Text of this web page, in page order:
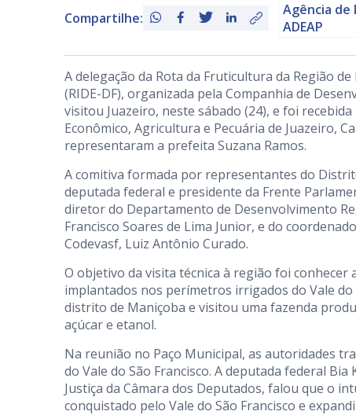
Compartilhe:
Agência de
ADEAP
A delegação da Rota da Fruticultura da Região
(RIDE-DF), organizada pela Companhia de
visitou Juazeiro, neste sábado (24), e foi
Econômico, Agricultura e Pecuária de Juazeiro,
representaram a prefeita Suzana Ramos.
A comitiva formada por representantes do
deputada federal e presidente da Frente
diretor do Departamento de Desenvolvimento
Francisco Soares de Lima Junior, e do
Codevasf, Luiz Antônio Curado.
O objetivo da visita técnica à região foi
implantados nos perímetros irrigados do Vale do
distrito de Maniçoba e visitou uma fazenda
açúcar e etanol.
Na reunião no Paço Municipal, as autoridades
do Vale do São Francisco. A deputada federal
Justiça da Câmara dos Deputados, falou que o
conquistado pelo Vale do São Francisco e